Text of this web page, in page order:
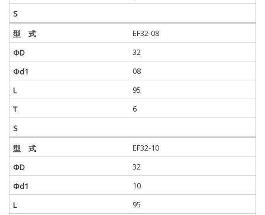
EF32-08
32
08
95
6
EF32-10
32
10
95